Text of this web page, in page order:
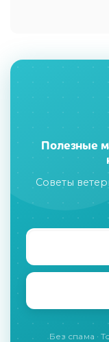
Полезные
Советы
Без спама ·